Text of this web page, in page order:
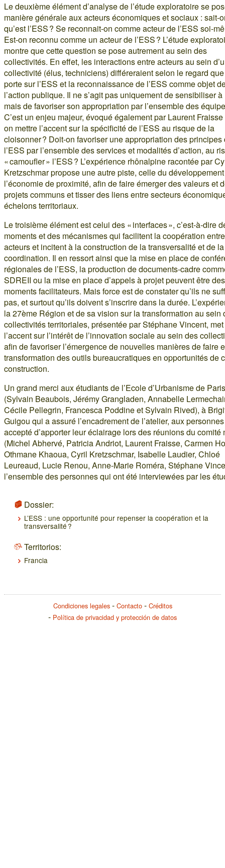
Le deuxième élément d’analyse de l’étude exploratoire se
manière générale aux acteurs économiques et sociaux : sait-
qu’est l’ESS ? Se reconnait-on comme acteur de l’ESS soi-
Est-on reconnu comme un acteur de l’ESS ? L’étude
montre que cette question se pose autrement au sein des
collectivités. En effet, les interactions entre acteurs au sein
collectivité (élus, techniciens) différeraient selon le regard que
porte sur l’ESS et la reconnaissance de l’ESS comme objet
l’action publique. Il ne s’agit pas uniquement de sensibiliser à
mais de favoriser son appropriation par l’ensemble des
C’est un enjeu majeur, évoqué également par Laurent
on mettre l’accent sur la spécificité de l’ESS au risque de la
cloisonner ? Doit-on favoriser une appropriation des principes
l’ESS par l’ensemble des services et modalités d’action, au
« camoufler » l’ESS ? L’expérience rhônalpine racontée par
Kretzschmar propose une autre piste, celle du
l’économie de proximité, afin de faire émerger des valeurs et
projets communs et tisser des liens entre secteurs
échelons territoriaux.
Le troisième élément est celui des « interfaces », c’est-à-dire
moments et des mécanismes qui facilitent la coopération entre
acteurs et incitent à la construction de la transversalité et de la
coordination. Il en ressort ainsi que la mise en place de
régionales de l’ESS, la production de documents-cadre
SDREII ou la mise en place d’appels à projet peuvent être des
moments facilitateurs. Mais force est de constater qu’ils ne
pas, et surtout qu’ils doivent s’inscrire dans la durée.
la 27ème Région et de sa vision sur la transformation au sein
collectivités territoriales, présentée par Stéphane Vincent, met
l’accent sur l’intérêt de l’innovation sociale au sein des
afin de favoriser l’émergence de nouvelles manières de faire
transformation des outils bureaucratiques en opportunités de
construction.
Un grand merci aux étudiants de l’Ecole d’Urbanisme de Paris
(Sylvain Beaubois, Jérémy Grangladen, Annabelle
Cécile Pellegrin, Francesca Poddine et Sylvain Rived), à
Guigou qui a assuré l’encadrement de l’atelier, aux
accepté d’apporter leur éclairage lors des réunions du comité
(Michel Abhervé, Patricia Andriot, Laurent Fraisse, Carmen
Othmane Khaoua, Cyril Kretzschmar, Isabelle Laudier, Chloé
Leureaud, Lucie Renou, Anne-Marie Roméra, Stéphane
l’ensemble des personnes qui ont été interviewées par les
Dossier:
L’ESS : une opportunité pour repenser la coopération et la
transversalité ?
Territorios:
Francia
Condiciones legales Contacto
Créditos
Política de privacidad y protección de datos